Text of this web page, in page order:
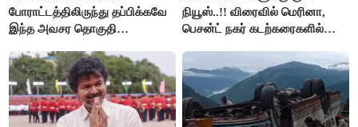
போராட்டத்திலிருந்து தப்பிக்கவே
இந்த அவசர தொகுதி
அரங்கேற்றுகிறார் முதலமைச்சர் -
திமுக ஐடி விங்..!!
நியூஸ்..!! விரைவில் மெரினா,
பெசன்ட் நகர் கடற்கரைகளில்